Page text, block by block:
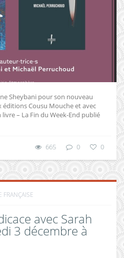
Sheybani pour son nouveau
Cousu Mouche et avec
– La Fin du Week-End publié
665 0 0
FRANÇAISE
avec Sarah
3 décembre à